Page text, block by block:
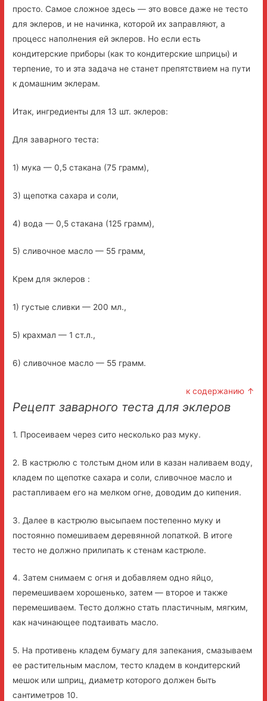
просто. Самое сложное здесь — это вовсе даже не тесто
для эклеров, и не начинка, которой их заправляют, а
процесс наполнения ей эклеров. Но если есть
кондитерские приборы (как то кондитерские шприцы) и
терпение, то и эта задача не станет препятствием на пути
к домашним эклерам.
Итак, ингредиенты для 13 шт. эклеров:
Для заварного теста:
1) мука — 0,5 стакана (75 грамм),
3) щепотка сахара и соли,
4) вода — 0,5 стакана (125 грамм),
5) сливочное масло — 55 грамм,
Крем для эклеров :
1) густые сливки — 200 мл.,
5) крахмал — 1 ст.л.,
6) сливочное масло — 55 грамм.
к содержанию ↑
Рецепт заварного теста для эклеров
1. Просеиваем через сито несколько раз муку.
2. В кастрюлю с толстым дном или в казан наливаем воду,
кладем по щепотке сахара и соли, сливочное масло и
растапливаем его на мелком огне, доводим до кипения.
3. Далее в кастрюлю высыпаем постепенно муку и
постоянно помешиваем деревянной лопаткой. В итоге
тесто не должно прилипать к стенам кастрюле.
4. Затем снимаем с огня и добавляем одно яйцо,
перемешиваем хорошенько, затем — второе и также
перемешиваем. Тесто должно стать пластичным, мягким,
как начинающее подтаивать масло.
5. На противень кладем бумагу для запекания, смазываем
ее растительным маслом, тесто кладем в кондитерский
мешок или шприц, диаметр которого должен быть
сантиметров 10.